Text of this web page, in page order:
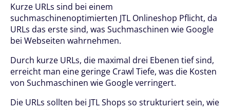
Kurze URLs sind bei einem
suchmaschinenoptimierten JTL Onlineshop Pflicht, da
URLs das erste sind, was Suchmaschinen wie Google
bei Webseiten wahrnehmen.
Durch kurze URLs, die maximal drei Ebenen tief sind,
erreicht man eine geringe Crawl Tiefe, was die Kosten
von Suchmaschinen wie Google verringert.
Die URLs sollten bei JTL Shops so strukturiert sein, wie